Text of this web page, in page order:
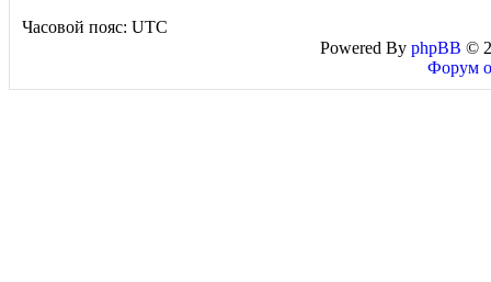
Часовой пояс: UTC
Powered By phpBB ©
Форум о